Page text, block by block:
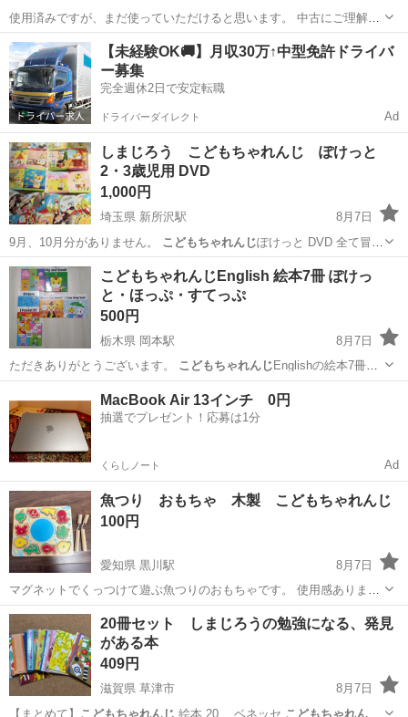
使用済みですが、まだ使っていただけると思います。 中古にご理解の
ある方、よろしくお願いいたします。 子供用絵本
東京 杉並区 阿佐ケ谷駅 絵本 こどもちゃれんじ
【未経験OK🚚】月収30万↑中型免許ドライバ
ー募集
完全週休2日で安定転職
ドライバーダイレクト Ad
しまじろう こどもちゃれんじ ぽけっと
2・3歳児用 DVD
1,000円
埼玉県 新所沢駅
8月7日
9月、10月分がありません。 こどもちゃれんじぽけっと DVD 全て冒頭
部分…
埼玉 所沢市 新所沢駅 DVD/ブルーレイ ぽけっと
こどもちゃれんじEnglish 絵本7冊 ぽけっ
と・ほっぷ・すてっぷ
500円
栃木県 岡本駅
8月7日
ただきありがとうございます。 こどもちゃれんじ Englishの絵本7冊セ
ットで…
キッズ用品
MacBook Air 13インチ 0円
抽選でプレゼント！応募は1分
くらしノート Ad
魚つり おもちゃ 木製 こどもちゃれんじ
100円
愛知県 黒川駅
8月7日
マグネットでくっつけて遊ぶ魚つりのおもちゃです。 使用感ありま
す。大きなダメージはありません。
愛知 名古屋市 黒川駅 おもちゃ 魚つり
20冊セット しまじろうの勉強になる、発見
がある本
409円
滋賀県 草津市
8月7日
【まとめて】 こどもちゃれんじ 絵本 20… ベネッセ こどもちゃれんじ